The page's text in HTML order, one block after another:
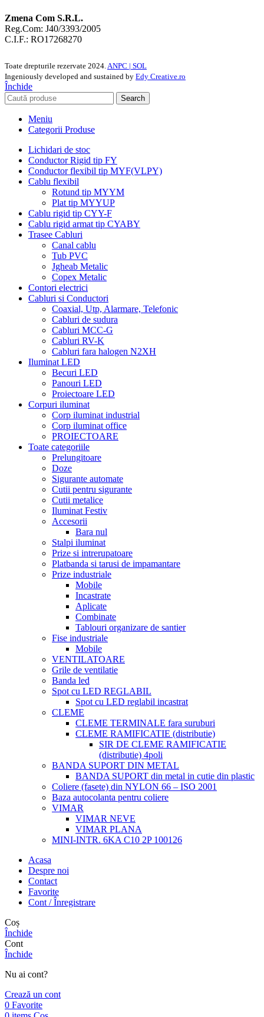
Zmena Com S.R.L.
Reg.Com: J40/3393/2005
C.I.F.: RO17268270
Toate drepturile rezervate 2024. ANPC | SOL
Ingeniously developed and sustained by Edy Creative.ro
Închide
Search
Meniu
Categorii Produse
Lichidari de stoc
Conductor Rigid tip FY
Conductor flexibil tip MYF(VLPY)
Cablu flexibil
Rotund tip MYYM
Plat tip MYYUP
Cablu rigid tip CYY-F
Cablu rigid armat tip CYABY
Trasee Cabluri
Canal cablu
Tub PVC
Jgheab Metalic
Copex Metalic
Contori electrici
Cabluri si Conductori
Coaxial, Utp, Alarmare, Telefonic
Cabluri de sudura
Cabluri MCC-G
Cabluri RV-K
Cabluri fara halogen N2XH
Iluminat LED
Becuri LED
Panouri LED
Proiectoare LED
Corpuri iluminat
Corp iluminat industrial
Corp iluminat office
PROIECTOARE
Toate categoriile
Prelungitoare
Doze
Sigurante automate
Cutii pentru sigurante
Cutii metalice
Iluminat Festiv
Accesorii
Bara nul
Stalpi iluminat
Prize si intrerupatoare
Platbanda si tarusi de impamantare
Prize industriale
Mobile
Incastrate
Aplicate
Combinate
Tablouri organizare de santier
Fise industriale
Mobile
VENTILATOARE
Grile de ventilatie
Banda led
Spot cu LED REGLABIL
Spot cu LED reglabil incastrat
CLEME
CLEME TERMINALE fara suruburi
CLEME RAMIFICATIE (distributie)
SIR DE CLEME RAMIFICATIE
(distributie) 4poli
BANDA SUPORT DIN METAL
BANDA SUPORT din metal in cutie din plastic
Coliere (fasete) din NYLON 66 – ISO 2001
Baza autocolanta pentru coliere
VIMAR
VIMAR NEVE
VIMAR PLANA
MINI-INTR. 6KA C10 2P 100126
Acasa
Despre noi
Contact
Favorite
Cont / Înregistrare
Coș
Închide
Cont
Închide
Nu ai cont?
Crează un cont
0 Favorite